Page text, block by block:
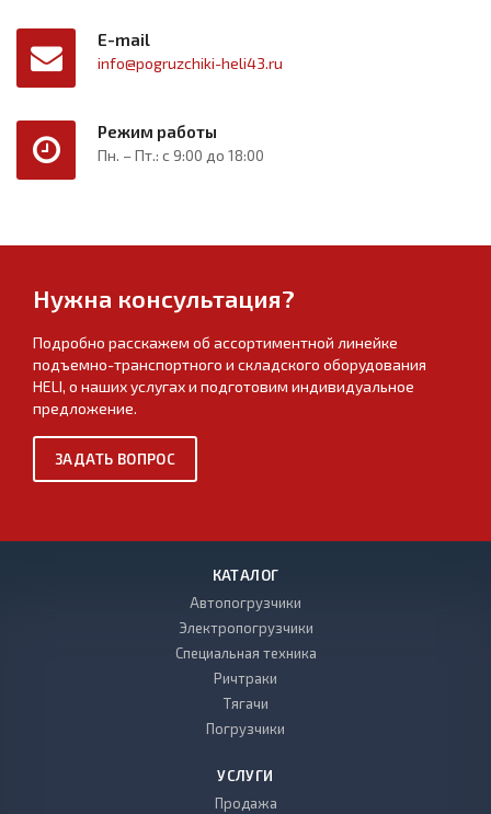
E-mail
info@pogruzchiki-heli43.ru
Режим работы
Пн. – Пт.: с 9:00 до 18:00
Нужна консультация?
Подробно расскажем об ассортиментной линейке
подъемно-транспортного и складского оборудования
HELI, о наших услугах и подготовим индивидуальное
предложение.
ЗАДАТЬ ВОПРОС
КАТАЛОГ
Автопогрузчики
Электропогрузчики
Специальная техника
Ричтраки
Тягачи
Погрузчики
УСЛУГИ
Продажа